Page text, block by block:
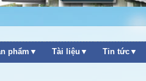
phẩm▼ Tài liệu▼ Tin tức▼
mừng quý khách ghé thăm